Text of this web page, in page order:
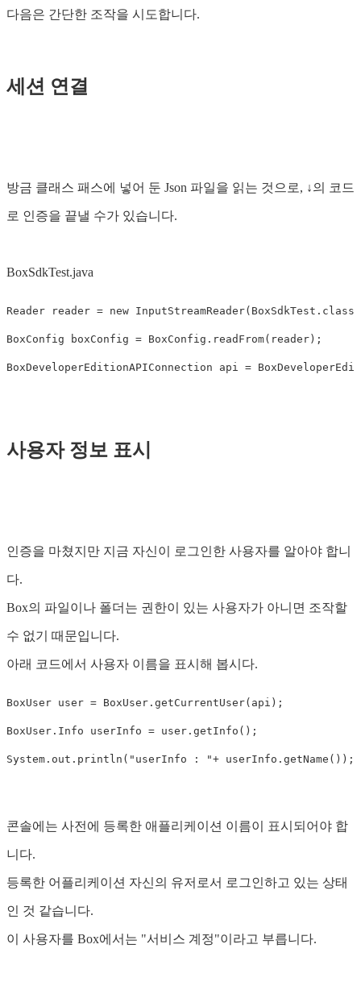
다음은 간단한 조작을 시도합니다.
세션 연결
방금 클래스 패스에 넣어 둔 Json 파일을 읽는 것으로, ↓의 코드
로 인증을 끝낼 수가 있습니다.
BoxSdkTest.java
Reader reader = new InputStreamReader( BoxSdkTest . class
BoxConfig boxConfig = BoxConfig . readFrom( reader );
BoxDeveloperEditionAPIConnection api =
사용자 정보 표시
인증을 마쳤지만 지금 자신이 로그인한 사용자를 알아야 합니
다.
Box의 파일이나 폴더는 권한이 있는 사용자가 아니면 조작할
수 없기 때문입니다.
아래 코드에서 사용자 이름을 표시해 봅시다.
BoxUser user = BoxUser . getCurrentUser( api );
BoxUser . Info userInfo = user . getInfo ();
System . out . println ( "userInfo : "+ userInfo . getName ());
콘솔에는 사전에 등록한 애플리케이션 이름이 표시되어야 합
니다.
등록한 어플리케이션 자신의 유저로서 로그인하고 있는 상태
인 것 같습니다.
이 사용자를 Box에서는 "서비스 계정"이라고 부릅니다.